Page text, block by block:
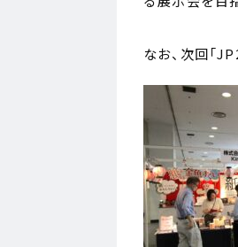
なお、次回「